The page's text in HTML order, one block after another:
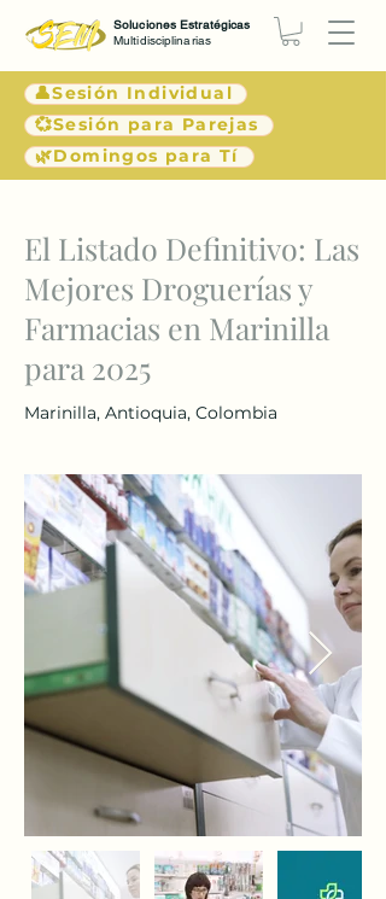
👤Sesión Individual
💞Sesión para Parejas
🌿Domingos para Tí
Soluciones Estratégicas
Multidisciplinarias
< Atrás
El Listado Definitivo: Las
Mejores Droguerías y
Farmacias en Marinilla
para 2025
Marinilla, Antioquia, Colombia